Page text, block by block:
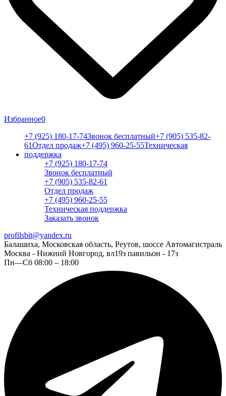
Избранное0
+7 (925) 180-17-74Звонок бесплатный+7 (905) 535-82-
61Отдел продаж+7 (495) 960-25-55Техническая
поддержка
+7 (925) 180-17-74
Звонок бесплатный
+7 (905) 535-82-61
Отдел продаж
+7 (495) 960-25-55
Техническая поддержка
Заказать звонок
profilsbit@yandex.ru
Балашиха, Московская область, Реутов, шоссе Автомагистраль
Москва - Нижний Новгород, вл19з павильон - 17з
Пн—Сб 08:00 – 18:00